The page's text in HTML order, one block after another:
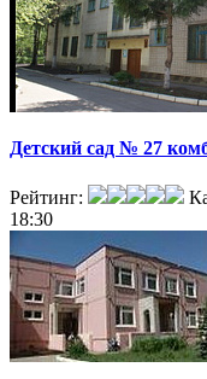
Детский сад № 27
Рейтинг:
18:30